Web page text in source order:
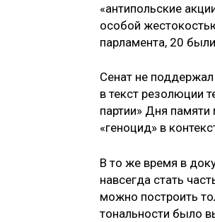
«антипольские
особой
парламента, 20
Сенат не
в текст резолюции
партии» Дня памяти
«геноцид» в
В то же время в
навсегда стать
можно построить
тональности было